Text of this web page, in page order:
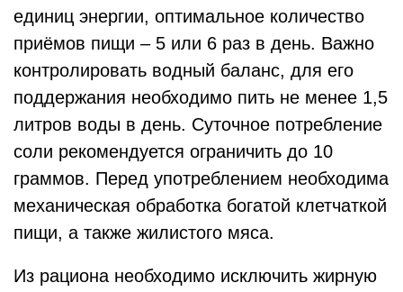
единиц энергии, оптимальное количество
приёмов пищи – 5 или 6 раз в день. Важно
контролировать водный баланс, для его
поддержания необходимо пить не менее 1,5
литров воды в день. Суточное потребление
соли рекомендуется ограничить до 10
граммов. Перед употреблением необходима
механическая обработка богатой клетчаткой
пищи, а также жилистого мяса.
Из рациона необходимо исключить жирную